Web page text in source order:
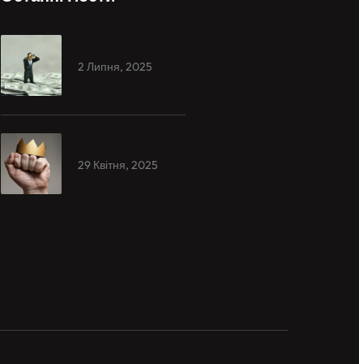
2 Липня, 2025
29 Квітня, 2025